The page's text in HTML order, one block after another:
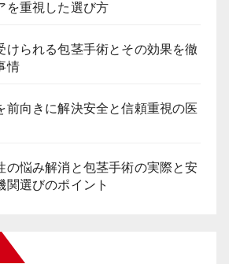
を重視した選び方
けられる包茎手術とその効果を徹
情
前向きに解決安全と信頼重視の医
の悩み解消と包茎手術の実際と安
関選びのポイント